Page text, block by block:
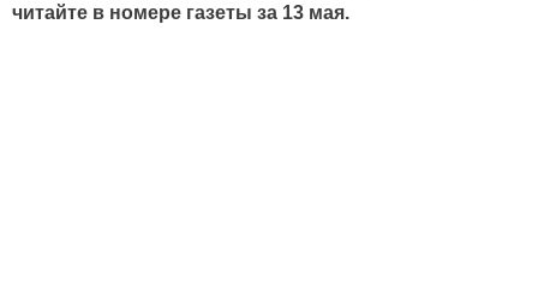
читайте в номере газеты за 13 мая.